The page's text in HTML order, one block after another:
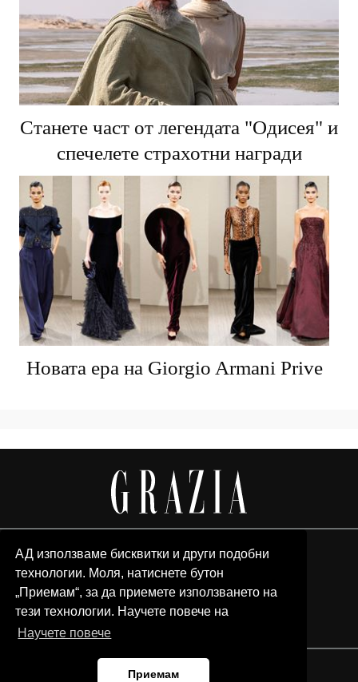
АД използваме бисквитки и други подобни
технологии. Моля, натиснете бутон
„Приемам“, за да приемете използването на
тези технологии. Научете повече на
Научете повече
Приемам
Станете част от легендата "Одисея" и
спечелете страхотни награди
Новата ера на Giorgio Armani Prive
© 2026 Grazia Media LLC. All Rights Reserved.